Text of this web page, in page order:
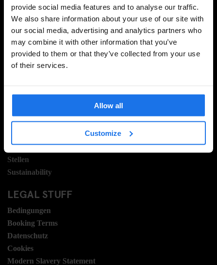
provide social media features and to analyse our traffic.
We also share information about your use of our site with
our social media, advertising and analytics partners who
may combine it with other information that you’ve
provided to them or that they’ve collected from your use
of their services.
Allow all
Customize
REGISTRIEREN
Über uns
FAQ
Hotel Development
Stellen
Sustainability
LEGAL STUFF
Bedingungen
Booking Terms
Datenschutz
Cookies
Modern Slavery Statement